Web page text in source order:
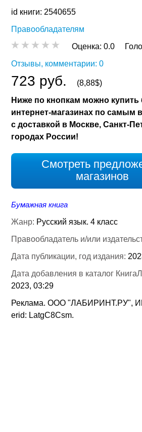
id книги: 2540655
Правообладателям
Оценка:0.0
Отзывы, комментарии: 0
723 руб.
(8,88$)
Ниже по кнопкам можно
интернет-магазинах по самым
с доставкой в Москве, Санкт-
городах России!
Смотреть
магазинов
Бумажная книга
Жанр: Русский язык. 4 класс
Правообладатель и/или
Дата публикации, год издания:
Дата добавления в каталог
2023, 03:29
Реклама. ООО "ЛАБИРИНТ.РУ",
erid: LatgC8Csm.